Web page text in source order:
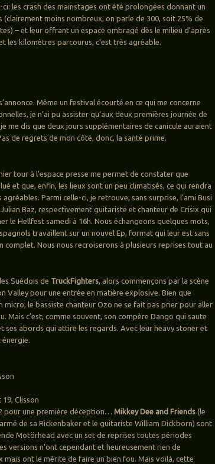
les crash des mainstages ont été prolongées donnant un
moins nombreux, on parle de 300, soit 25% de
– et leur offrant un espace ombragé dès le milieu d’après
les kilomètres parcourus, c’est très agréable.
Même un festival écourté en ce qui me concerne
je n’ai pu assister qu’aux deux premières journée de
me dis que deux jours supplémentaires de canicule auraient
de regrets de mon côté, donc, la santé prime.
tour à l’espace presse me permet de constater que
et que, enfin, les lieux sont un peu climatisés, ce qui rendra
Parmi celle-ci, je retrouve, sans surprise, l’ami Busi
Baz, respectivement guitariste et chanteur de Crisix qui
le Hellfest samedi à 16h. Nous échangeons quelques mots,
travaillent sur un nouvel Ep, format qui leur est sans
complet. Nous nous recroiserons à plusieurs reprises tout au
Suédois de TruckFighters, alors commençons par la scène
Valley pour une entrée en matière explosive. Bien que
micro, le bassiste chanteur Ozo ne se fait pas prier pour aller
Mais c’est, comme souvent, son compère Dango qui saute
ses abords qui attire les regards. Avec leur heavy stoner et
énergie.
Clisson
pour une première déception…Mikkey Dee and Friends (le
de sa Rickenbaker et le guitariste William Dickborn) sont
Motörhead avec un set de reprises toutes périodes
versions n’ont cependant et heureusement rien de
ont le mérite de faire un bien fou. Mais voilà, cette